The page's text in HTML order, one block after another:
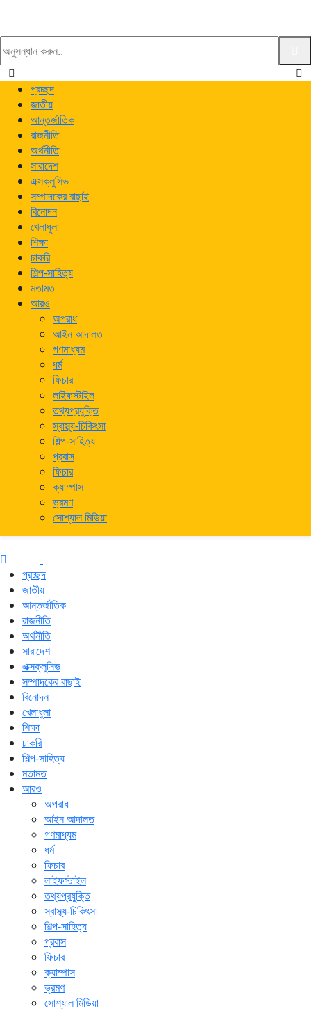
প্রচ্ছদ
জাতীয়
আন্তর্জাতিক
রাজনীতি
অর্থনীতি
সারাদেশ
এক্সক্লুসিভ
সম্পাদকের বাছাই
বিনোদন
খেলাধুলা
শিক্ষা
চাকরি
শিল্প-সাহিত্য
মতামত
আরও
অপরাধ
আইন আদালত
গণমাধ্যম
ধর্ম
ফিচার
লাইফস্টাইল
তথ্যপ্রযুক্তি
স্বাস্থ্য-চিকিৎসা
শিল্প-সাহিত্য
প্রবাস
ফিচার
ক্যাম্পাস
ভ্রমণ
সোশ্যাল মিডিয়া
প্রচ্ছদ
জাতীয়
আন্তর্জাতিক
রাজনীতি
অর্থনীতি
সারাদেশ
এক্সক্লুসিভ
সম্পাদকের বাছাই
বিনোদন
খেলাধুলা
শিক্ষা
চাকরি
শিল্প-সাহিত্য
মতামত
আরও
অপরাধ
আইন আদালত
গণমাধ্যম
ধর্ম
ফিচার
লাইফস্টাইল
তথ্যপ্রযুক্তি
স্বাস্থ্য-চিকিৎসা
শিল্প-সাহিত্য
প্রবাস
ফিচার
ক্যাম্পাস
ভ্রমণ
সোশ্যাল মিডিয়া